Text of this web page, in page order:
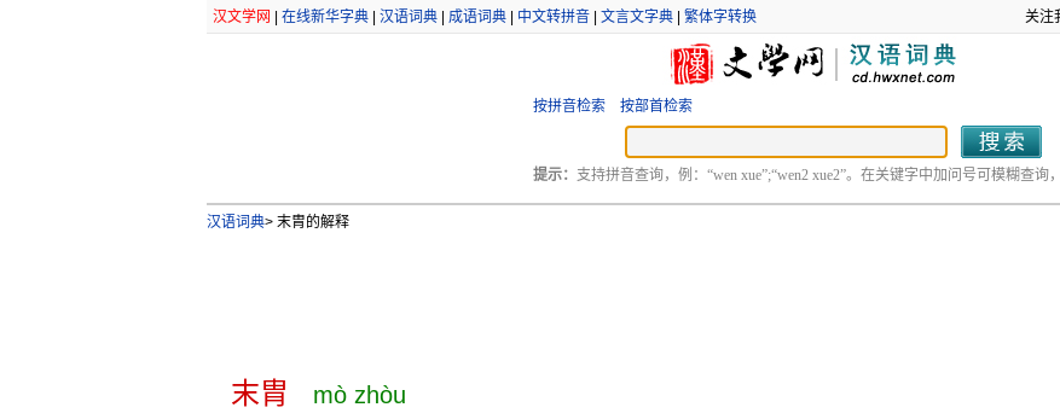
汉文学网 在线新华字典| 汉语词典| 成语词典| 中文转拼音| 文言文字典| 繁体字转换 关注
按拼音检索 按部首检索
提示： 支持拼音查询，例：“wen xue”;“wen2 xue2”。在关键字中加问号可模糊查询，
汉语词典>末胄的解释
末胄 mò zhòu